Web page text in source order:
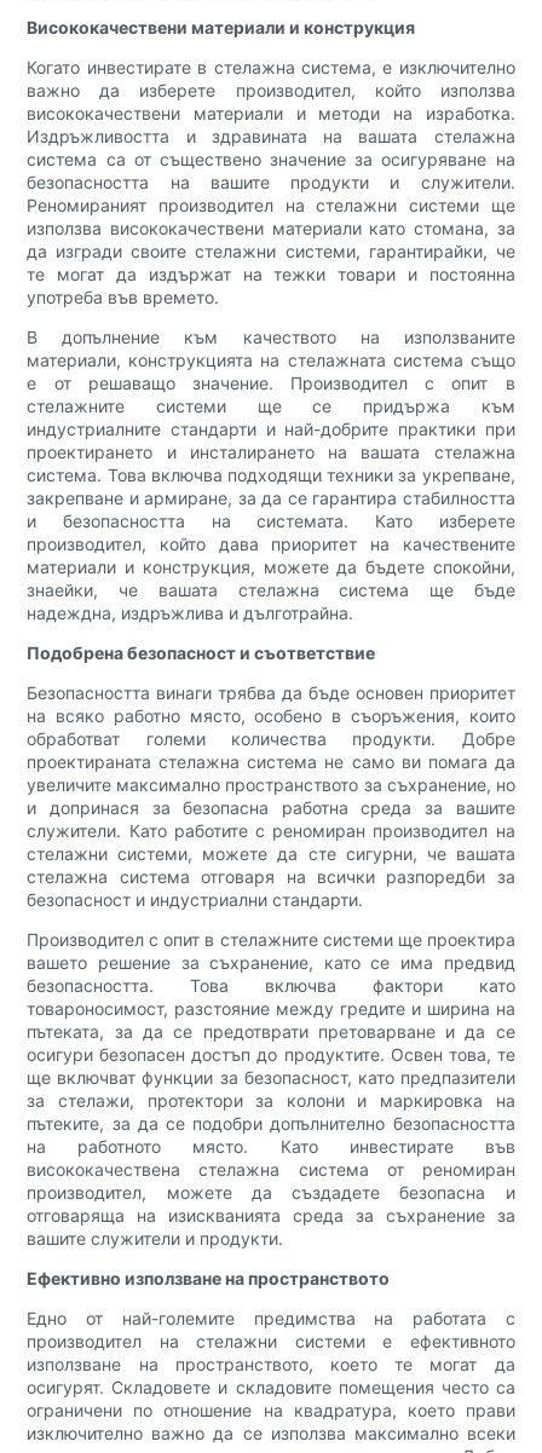
Висококачествени материали и конструкция
Когато инвестирате в стелажна система, е изключително
важно да изберете производител, който използва
висококачествени материали и методи на изработка.
Издръжливостта и здравината на вашата стелажна
система са от съществено значение за осигуряване на
безопасността на вашите продукти и служители.
Реномираният производител на стелажни системи ще
използва висококачествени материали като стомана, за
да изгради своите стелажни системи, гарантирайки, че
те могат да издържат на тежки товари и постоянна
употреба във времето.
В допълнение към качеството на използваните
материали, конструкцията на стелажната система също
е от решаващо значение. Производител с опит в
стелажните системи ще се придържа към
индустриалните стандарти и най-добрите практики при
проектирането и инсталирането на вашата стелажна
система. Това включва подходящи техники за укрепване,
закрепване и армиране, за да се гарантира стабилността
и безопасността на системата. Като изберете
производител, който дава приоритет на качествените
материали и конструкция, можете да бъдете спокойни,
знаейки, че вашата стелажна система ще бъде
надеждна, издръжлива и дълготрайна.
Подобрена безопасност и съответствие
Безопасността винаги трябва да бъде основен приоритет
на всяко работно място, особено в съоръжения, които
обработват големи количества продукти. Добре
проектираната стелажна система не само ви помага да
увеличите максимално пространството за съхранение, но
и допринася за безопасна работна среда за вашите
служители. Като работите с реномиран производител на
стелажни системи, можете да сте сигурни, че вашата
стелажна система отговаря на всички разпоредби за
безопасност и индустриални стандарти.
Производител с опит в стелажните системи ще проектира
вашето решение за съхранение, като се има предвид
безопасността. Това включва фактори като
товароносимост, разстояние между гредите и ширина на
пътеката, за да се предотврати претоварване и да се
осигури безопасен достъп до продуктите. Освен това, те
ще включват функции за безопасност, като предпазители
за стелажи, протектори за колони и маркировка на
пътеките, за да се подобри допълнително безопасността
на работното място. Като инвестирате във
висококачествена стелажна система от реномиран
производител, можете да създадете безопасна и
отговаряща на изискванията среда за съхранение за
вашите служители и продукти.
Ефективно използване на пространството
Едно от най-големите предимства на работата с
производител на стелажни системи е ефективното
използване на пространството, което те могат да
осигурят. Складовете и складовите помещения често са
ограничени по отношение на квадратура, което прави
изключително важно да се използва максимално всеки